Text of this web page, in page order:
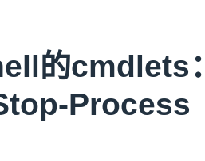
下
的
验
的cmdlets：
Process